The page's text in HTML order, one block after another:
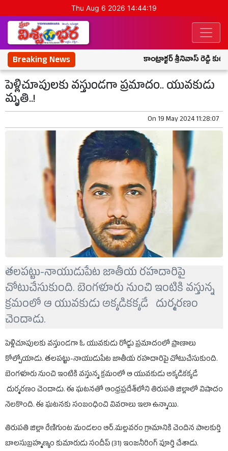
Thu Aug 6 2026 14:44:19
Breaking News కాంట్రాక్టర్ శ్రీనివాస్ రెడ్డి
పెళ్లిచూపులకు వస్తుండగా ప్రమాదం.. యువకుడు
మృతి..!
On19 May 2024 11:28:07
తలపట్టు-నాయుడుపేట జాతీయ రహదారిపై
చోటుచేసుకుంది. బెంగళూరు నుంచి ఇంటికి వస్తున్న
క్రమంలో ఆ యువకుడు అక్కడికక్కడే దుర్మరణం
చెందాడు.
పెళ్లిచూపులకు వస్తుండగా ఓ యువకుడు రోడ్డు ప్రమాదంలో ప్రాణాలు
కోల్పోయాడు. తలపట్టు-నాయుడుపేట జాతీయ రహదారిపై చోటుచేసుకుంది.
బెంగళూరు నుంచి ఇంటికి వస్తున్న క్రమంలో ఆ యువకుడు అక్కడికక్కడే
దుర్మరణం చెందాడు. ఈ ఘటనతో ఆంధ్రప్రదేశ్‌లోని తిరుపతి జిల్లాలో విషాదం
నెలకొంది. ఈ ఘటనకు సంబంధించి వివరాలు ఇలా ఉన్నాయి.
తిరుపతి జిల్లా రేణిగుంట మండలం ఆర్‌.మల్లవరం గ్రామానికి చెందిన పాలకుర్తి
బాలసుబ్రహ్మణ్యం కుమారుడు సందీప్‌ (31) ఇంజనీరింగ్‌ పూర్తి చేశాడు.